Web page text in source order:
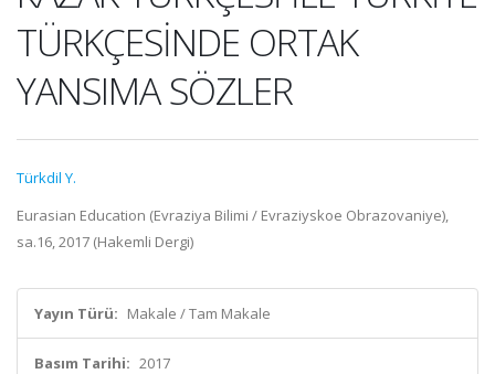
TÜRKÇESİNDE ORTAK
YANSIMA SÖZLER
Türkdil Y.
Eurasian Education (Evraziya Bilimi / Evraziyskoe Obrazovaniye),
sa.16, 2017 (Hakemli Dergi)
Yayın Türü: Makale / Tam Makale
Basım Tarihi: 2017